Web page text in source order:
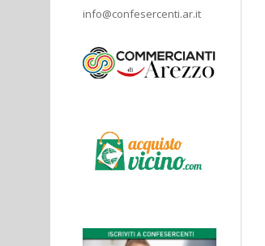
info@confesercenti.ar.it